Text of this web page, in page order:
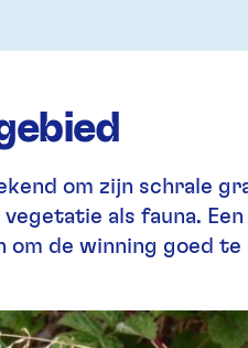
om zijn schrale
als fauna.
de winning goed te